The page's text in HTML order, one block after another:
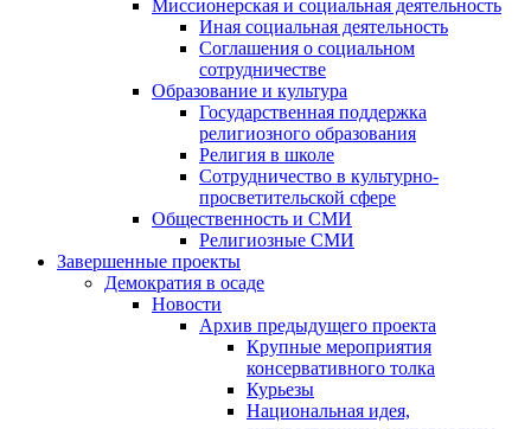
Миссионерская и социальная деятельность
Иная социальная деятельность
Соглашения о социальном
сотрудничестве
Образование и культура
Государственная поддержка
религиозного образования
Религия в школе
Сотрудничество в культурно-
просветительской сфере
Общественность и СМИ
Религиозные СМИ
Завершенные проекты
Демократия в осаде
Новости
Архив предыдущего проекта
Крупные мероприятия
консервативного толка
Курьезы
Национальная идея,